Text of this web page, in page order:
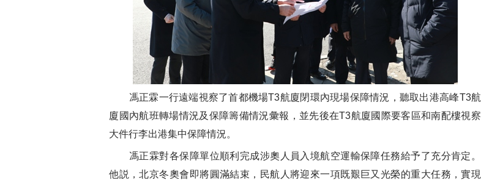
馮正霖一行遠端視察了首都機場T3航廈閉環內現場保障情況，聽取出港高峰T3航
廈國內航班轉場情況及保障籌備情況彙報，並先後在T3航廈國際要客區和南配樓視察
大件行李出港集中保障情況。
馮正霖對各保障單位順利完成涉奧人員入境航空運輸保障任務給予了充分肯定。
他説，北京冬奧會即將圓滿結束，民航人將迎來一項既艱巨又光榮的重大任務，實現